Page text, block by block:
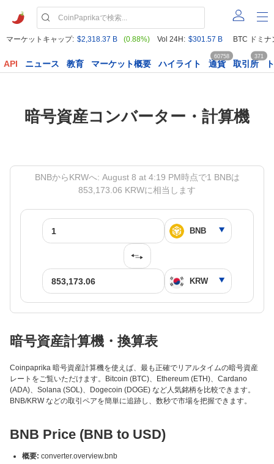
マーケットキャップ: $2,318.37 B (0.88%) Vol 24H: $301.57 B BTC ドミナ
API ニュース 教育 マーケット概要 ハイライト 通貨
60758
取引所
371
暗号資産コンバーター・計算機
BNBからKRWへ: August 8 at 4:19 PM時点で1 BNBは
853,173.06 KRWに相当します
暗号資産計算機・換算表
Coinpaprika 暗号資産計算機を使えば、最も正確でリアルタイムの暗号資産
レートをご覧いただけます。Bitcoin (BTC)、Ethereum (ETH)、Cardano
(ADA)、Solana (SOL)、Dogecoin (DOGE) など人気銘柄を比較できます。
BNB/KRW などの取引ペアを簡単に追跡し、数秒で市場を把握できます。
BNB Price (BNB to USD)
概要: converter.overview.bnb